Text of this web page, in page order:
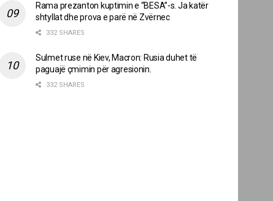
Rama prezanton kuptimin e “BESA”-s. Ja katër
shtyllat dhe prova e parë në Zvërnec
332 SHARES
Sulmet ruse në Kiev, Macron: Rusia duhet të
paguajë çmimin për agresionin.
332 SHARES